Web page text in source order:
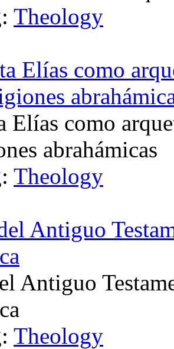
Theology
Elías como
Elías como
abrahámicas
Theology
Antiguo
Antiguo
Theology